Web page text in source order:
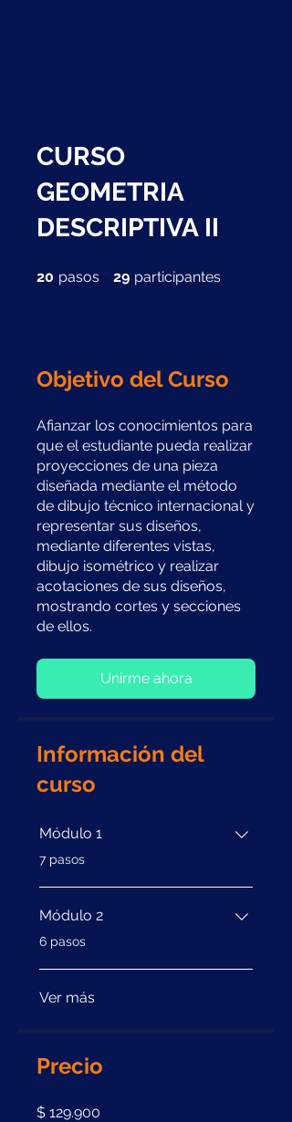
CURSO
GEOMETRIA
DESCRIPTIVA II
20 pasos 20 pasos
29 participantes
Objetivo del Curso
Afianzar los conocimientos para
que el estudiante pueda realizar
proyecciones de una pieza
diseñada mediante el método
de dibujo técnico internacional y
representar sus diseños,
mediante diferentes vistas,
dibujo isométrico y realizar
acotaciones de sus diseños,
mostrando cortes y secciones
de ellos.
Unirme ahora
Información del
curso
Módulo 1
.7 pasos
Módulo 2
.6 pasos
Ver más
Precio
$ 129.900